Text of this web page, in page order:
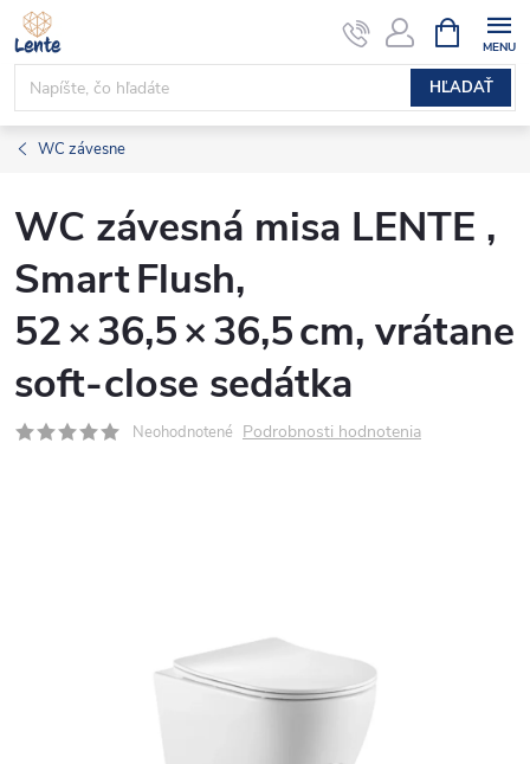
Prejsť
na
obsah
HĽADAŤ
KOŠÍK
WC závesne
WC závesná misa LENTE ,
Smart Flush,
52 × 36,5 × 36,5 cm, vrátane
soft‑close sedátka
Neohodnotené Podrobnosti hodnotenia